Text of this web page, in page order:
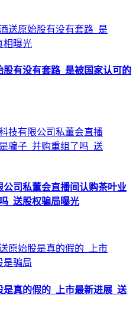
有没有套路_是被国家认可的
司私董会直播间认购茶叶业
_送股权骗局曝光
真的假的_上市最新进展_送